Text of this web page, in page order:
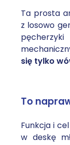
Ta prosta
z losowo
się tylko
To
Funkcja i
w deskę